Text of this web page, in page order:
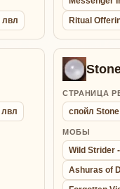
лвл
Ritual
лвл
СТРАНИЦА
спойл
МОБЫ
Wild Strider
Ashuras of